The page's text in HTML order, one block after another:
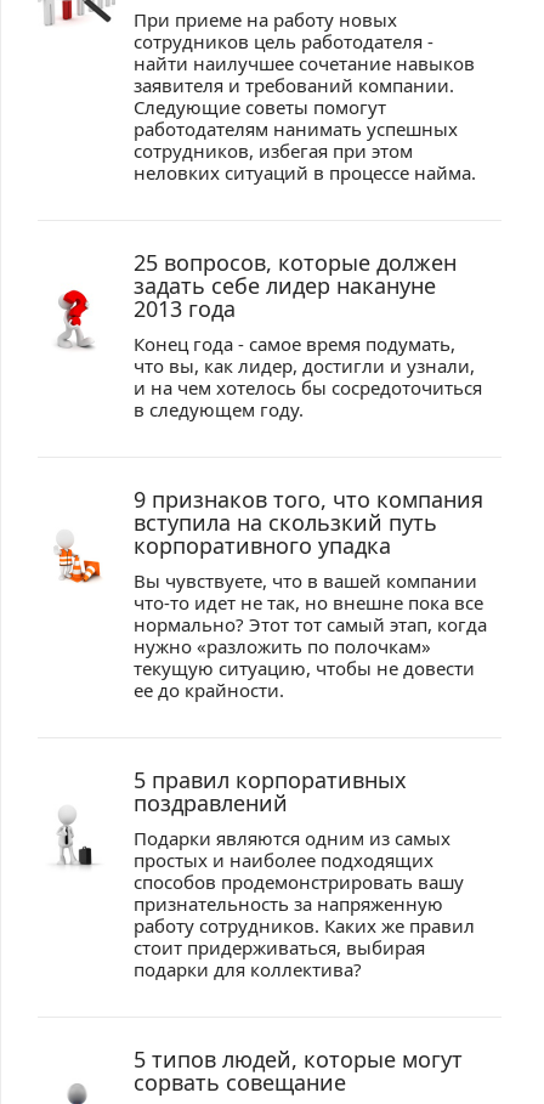
При приеме на работу новых
сотрудников цель работодателя -
найти наилучшее сочетание навыков
заявителя и требований компании.
Следующие советы помогут
работодателям нанимать успешных
сотрудников, избегая при этом
неловких ситуаций в процессе найма.
25 вопросов, которые должен
задать себе лидер накануне
2013 года
Конец года - самое время подумать,
что вы, как лидер, достигли и узнали,
и на чем хотелось бы сосредоточиться
в следующем году.
9 признаков того, что компания
вступила на скользкий путь
корпоративного упадка
Вы чувствуете, что в вашей компании
что-то идет не так, но внешне пока все
нормально? Этот тот самый этап, когда
нужно «разложить по полочкам»
текущую ситуацию, чтобы не довести
ее до крайности.
5 правил корпоративных
поздравлений
Подарки являются одним из самых
простых и наиболее подходящих
способов продемонстрировать вашу
признательность за напряженную
работу сотрудников. Каких же правил
стоит придерживаться, выбирая
подарки для коллектива?
5 типов людей, которые могут
сорвать совещание